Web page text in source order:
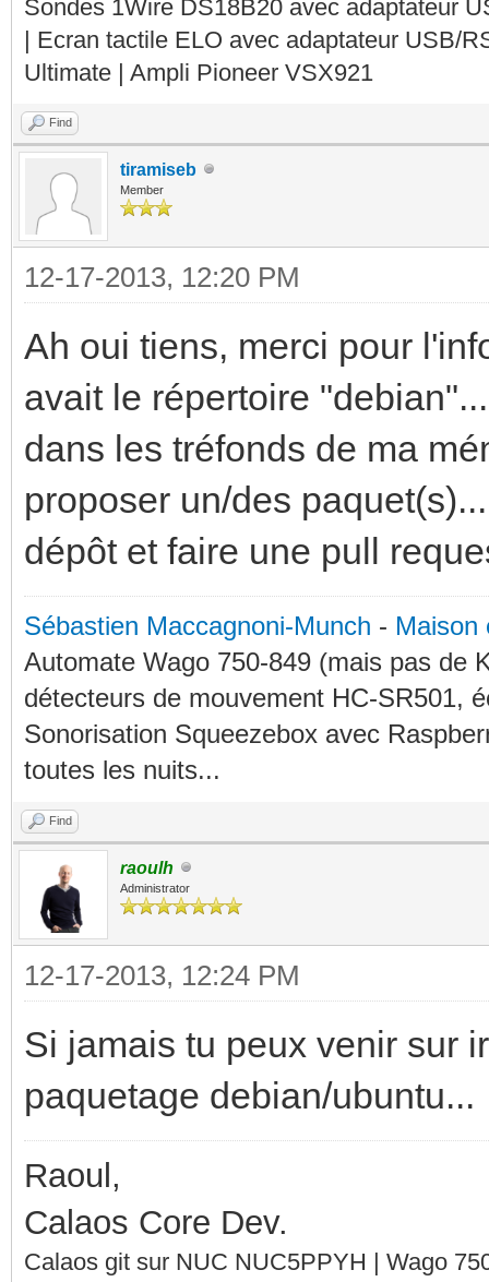
Sondes 1Wire DS18B20 avec adaptateur
| Ecran tactile ELO avec adaptateur USB/
Ultimate | Ampli Pioneer VSX921
Find
tiramiseb
Member
12-17-2013, 12:20 PM
Ah oui tiens, merci pour
avait le répertoire
dans les tréfonds de ma
proposer un/des
dépôt et faire une pull
Sébastien Maccagnoni-Munch - Maison
Automate Wago 750-849 (mais pas de
détecteurs de mouvement HC-SR501,
Sonorisation Squeezebox avec
toutes les nuits...
Find
raoulh
Administrator
12-17-2013, 12:24 PM
Si jamais tu peux venir sur
paquetage debian/ubuntu...
Raoul,
Calaos Core Dev.
Calaos git sur NUC NUC5PPYH | Wago